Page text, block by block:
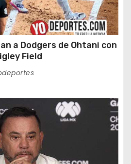
a Dodgers de Ohtani con
Field